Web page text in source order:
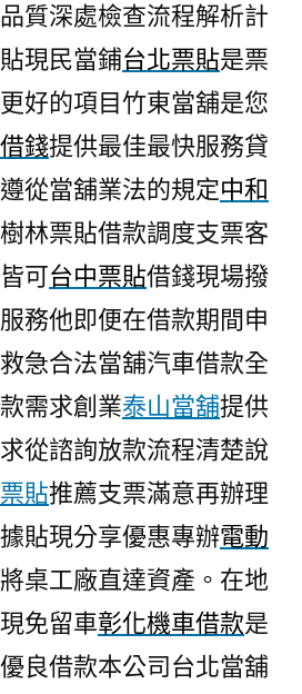
質深處檢查流程解析計
現民當鋪台北票貼是票
好的項目竹東當舖是您
錢提供最佳最快服務貸
從當舖業法的規定中和
林票貼借款調度支票客
可台中票貼借錢現場撥
務他即便在借款期間申
急合法當舖汽車借款全
需求創業泰山當舖提供
從諮詢放款流程清楚說
貼推薦支票滿意再辦理
貼現分享優惠專辦電動
桌工廠直達資產。在地
免留車彰化機車借款是
良借款本公司台北當舖